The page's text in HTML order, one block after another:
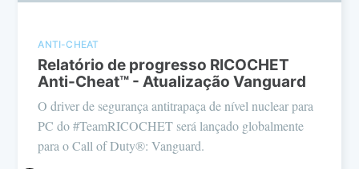
ANTI-CHEAT
Relatório de progresso RICOCHET
Anti-Cheat™ - Atualização Vanguard
O driver de segurança antitrapaça de nível nuclear para
PC do #TeamRICOCHET será lançado globalmente
para o Call of Duty®: Vanguard.